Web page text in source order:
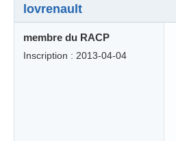
lovrenault
membre du RACP
Inscription : 2013-04-04